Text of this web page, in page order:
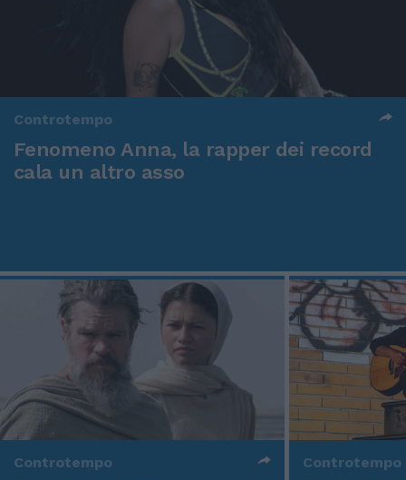
Controtempo
Fenomeno Anna, la rapper dei record
cala un altro asso
Controtempo Controtempo